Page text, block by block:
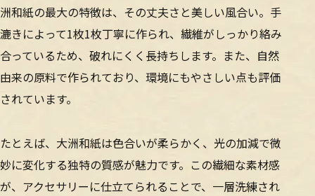
洲和紙の最大の特徴は、その丈夫さと美しい風合い。手
漉きによって1枚1枚丁寧に作られ、繊維がしっかり絡み
合っているため、破れにくく長持ちします。また、自然
由来の原料で作られており、環境にもやさしい点も評価
されています。
たとえば、大洲和紙は色合いが柔らかく、光の加減で微
妙に変化する独特の質感が魅力です。この繊細な素材感
が、アクセサリーに仕立てられることで、一層洗練され